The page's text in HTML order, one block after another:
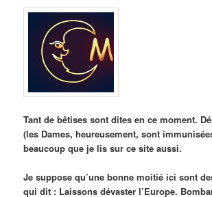
Tant de bêtises sont dites en ce moment.
(les Dames, heureusement, sont
beaucoup que je lis sur ce site aussi.
Je suppose qu’une bonne moitié ici sont
qui dit : Laissons dévaster l’Europe.